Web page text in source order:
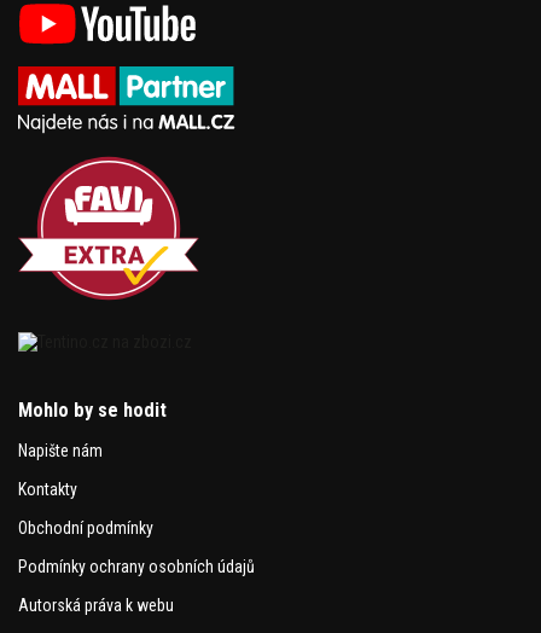
Mohlo by se hodit
Napište nám
Kontakty
Obchodní podmínky
Podmínky ochrany osobních údajů
Autorská práva k webu